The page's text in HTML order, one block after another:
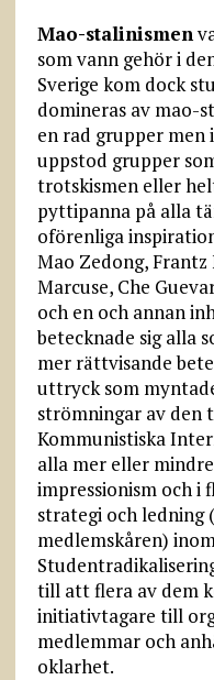
Mao-stalinismen
som vann gehör i
Sverige kom dock
domineras av mao-
en rad grupper men
uppstod grupper
trotskismen eller
pyttipanna på alla
oförenliga
Mao Zedong,
Marcuse, Che
och en och annan
betecknade sig alla
mer rättvisande
uttryck som
strömningar av den
Kommunistiska
alla mer eller
impressionism och i
strategi och ledning
medlemskåren)
till att flera av dem
initiativtagare till
medlemmar och
oklarhet.